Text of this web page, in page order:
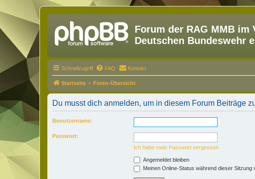
Forum der RAG MMB im
Deutschen Bundeswehr
Schnellzugriff FAQ Kontakt
Startseite Foren-Übersicht
Du musst dich anmelden, um in diesem Forum Beiträge
Benutzername:
Passwort:
Ich habe mein Passwort vergessen
Angemeldet bleiben
Meinen Online-Status während dieser Sitzung